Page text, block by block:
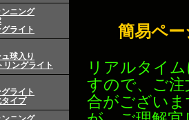
ニング
ライト
球入り
リングライト
ライト
タイプ
簡易ペ
リアルタイ
すので、ご
合がござい